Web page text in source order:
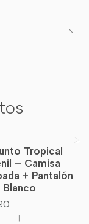
Tropical
– Camisa
+ Pantalón
Blanco
|